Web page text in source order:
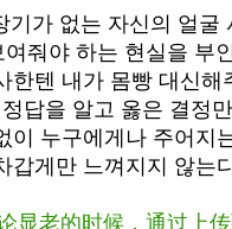
가 없는 자신의 얼굴
줘야 하는 현실을 부
텐 내가 몸빵 대신해
답을 알고 옳은 결정
누구에게나 주어지
게만 느껴지지 않는
显老的时候，通过上